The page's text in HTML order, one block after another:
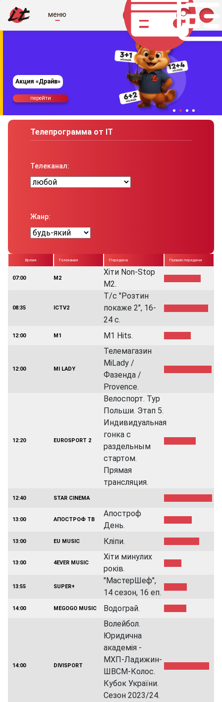
меню
Акция «Драйв»
перейти
Телепрограмма от IT
Телеканал:
Жанр:
Время Телеканал Передача Прошло передачи
07:00 M2
Хіти Non-Stop
M2.
08:35 ICTV2
Т/с "Розтин
покаже 2", 16-
24 с.
12:00 M1 M1 Hits.
12:00 MI LADY
Телемагазин
MiLady /
Фазенда /
Provence.
12:20 EUROSPORT 2
Велоспорт. Тур
Польши. Этап 5.
Индивидуальная
гонка с
раздельным
стартом.
Прямая
трансляция.
12:40 STAR CINEMA
13:00 АПОСТРОФ ТВ
Апостроф
День.
13:00 EU MUSIC Кліпи.
13:00 4EVER MUSIC
Хіти минулих
років.
13:55 SUPER+
"МастерШеф",
14 сезон, 16 еп.
14:00 MEGOGO MUSIC Водограй.
14:00 DIVISPORT
Волейбол.
Юридична
академія -
МХП-Ладижин-
ШВСМ-Колос.
Кубок України.
Сезон 2023/24.